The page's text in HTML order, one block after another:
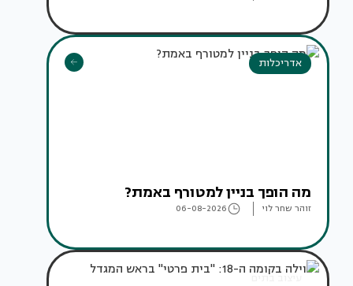
אדריכלות
מה הופך בניין למטורף באמת?
זוהר שחר לוי 06-08-2026
עיצוב בתים